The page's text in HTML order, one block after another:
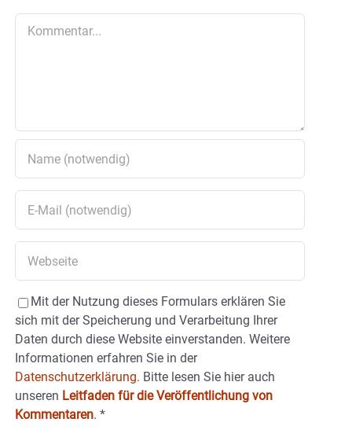
Mit der Nutzung dieses Formulars erklären Sie
sich mit der Speicherung und Verarbeitung Ihrer
Daten durch diese Website einverstanden. Weitere
Informationen erfahren Sie in der
Datenschutzerklärung. Bitte lesen Sie hier auch
unseren Leitfaden für die Veröffentlichung von
Kommentaren. *